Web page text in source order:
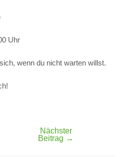
Uhr
wenn du nicht warten willst.
Nächster
Beitrag →